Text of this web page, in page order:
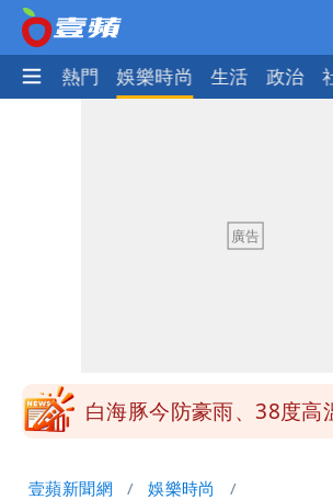
焦點 熱門 娛樂時尚 生活 政治
王世堅抱兒舊照曝光！網
次可買27杯
白海豚今防豪雨、38度高
壹蘋新聞網 娛樂時尚